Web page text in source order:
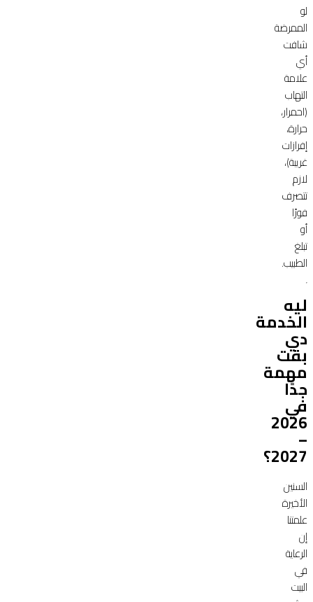
لو
الممرضة
شافت
أي
علامة
التهاب
(احمرار،
حرارة،
إفرازات
غريبة)،
لازم
تتصرف
فورًا
أو
تبلغ
الطبيب.
ليه
الخدمة
دي
بقت
مهمة
جدًا
في
2026
–
2027؟
السنين
الأخيرة
علمتنا
إن
الرعاية
في
البيت